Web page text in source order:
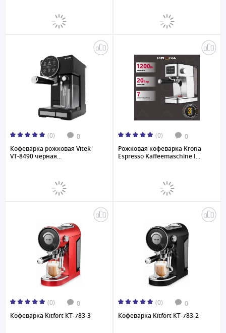
(0) 0
Кофеварка рожковая Vitek
VT-8490 черная...
(0) 0
Рожковая кофеварка Krona
Espresso Kaffeemaschine I...
(0) 0
Кофеварка Kitfort КТ-783-3
(0) 0
Кофеварка Kitfort КТ-783-2